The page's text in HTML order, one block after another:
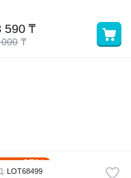
₸
590₸
27%
LOT68499